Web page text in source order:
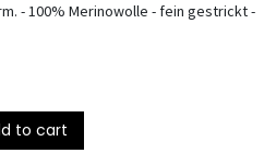
- 100% Merinowolle - fein gestrickt -
to cart